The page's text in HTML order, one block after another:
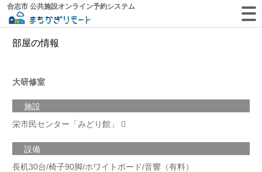
合志市 公共施設オンライン予約システム
部屋の情報
大研修室
施設
栄市民センター「みどり館」
設備
長机30台/椅子90脚/ホワイトボード/音響（有料）